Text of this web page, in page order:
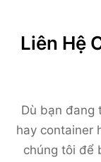
Liên Hệ
Dù bạn đang
hay container
chúng tôi để